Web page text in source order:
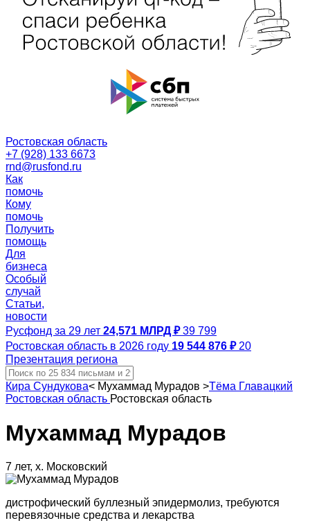
Ростовская область
+7 (928) 133 6673
rnd@rusfond.ru
Как
помочь
Кому
помочь
Получить
помощь
Для
бизнеса
Особый
случай
Статьи,
новости
Русфонд за 29 лет 24,571 МЛРД ₽ 39 799
Ростовская область в 2026 году 19 544 876 ₽ 20
Презентация региона
Кира Сундукова< Мухаммад Мурадов >Тёма Главацкий
Ростовская область Ростовская область
Мухаммад Мурадов
7 лет, х. Московский
дистрофический буллезный эпидермолиз, требуются
перевязочные средства и лекарства